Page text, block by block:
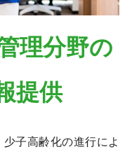
理分野の
提供
子高齢化の進行によ